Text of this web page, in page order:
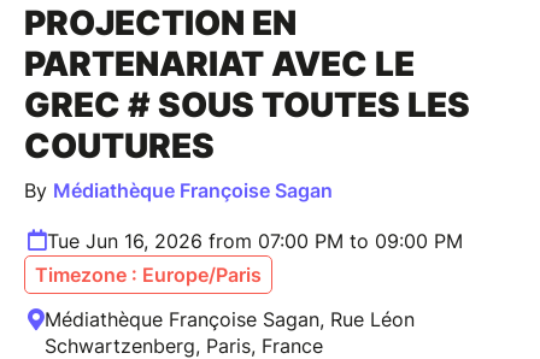
PROJECTION EN
PARTENARIAT AVEC LE
GREC # SOUS TOUTES LES
COUTURES
By Médiathèque Françoise Sagan
Tue Jun 16, 2026 from 07:00 PM to 09:00 PM
Timezone : Europe/Paris
Médiathèque Françoise Sagan, Rue Léon
Schwartzenberg, Paris, France